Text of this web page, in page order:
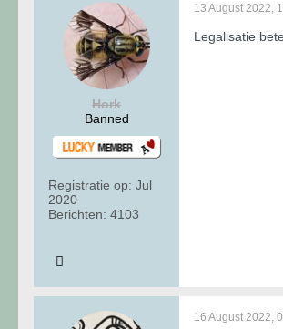
Hork
Banned
Registratie op: Jul
2020
Berichten: 4103
13 August 2022,
Legalisatie
16 August 2022,